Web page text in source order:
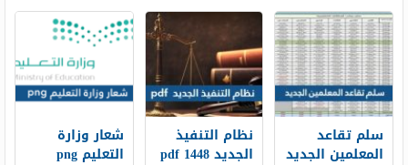
سلم تقاعد
المعلمين الجديد
نظام التنفيذ
الجديد 1448 pdf
شعار وزارة
التعليم png